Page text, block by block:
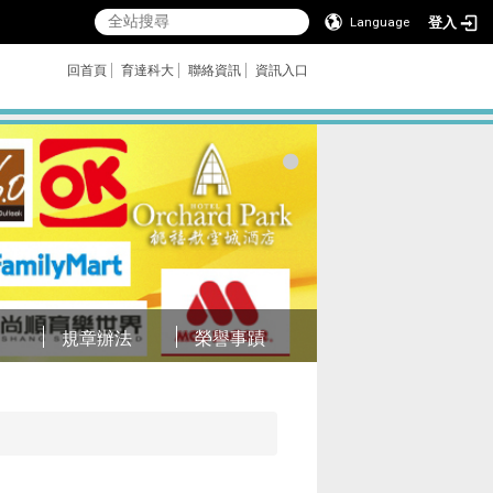
Language 登入
回首頁 育達科大 聯絡資訊 資訊入口
規章辦法 榮譽事蹟